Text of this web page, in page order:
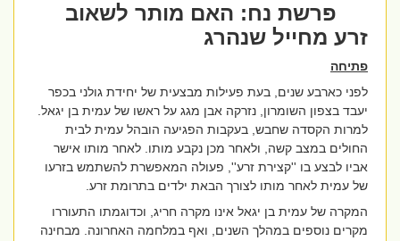
פרשת נח: האם מותר לשאוב
זרע מחייל שנהרג
פתיחה
לפני כארבע שנים, בעת פעילות מבצעית של יחידת גולני בכפר
יעבד בצפון השומרון, נזרקה אבן מגג על ראשו של עמית בן יגאל.
למרות הקסדה שחבש, בעקבות הפגיעה הובהל עמית לבית
החולים במצב קשה, ולאחר מכן נקבע מותו. לאחר מותו אישר
אביו לבצע בו ''קצירת זרע'', פעולה המאפשרת להשתמש בזרעו
של עמית לאחר מותו לצורך הבאת ילדים בתרומת זרע.
המקרה של עמית בן יגאל אינו מקרה חריג, וכדוגמתו התעוררו
מקרים נוספים במהלך השנים, ואף במלחמה האחרונה. מבחינה